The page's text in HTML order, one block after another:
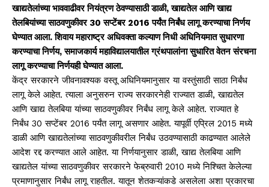
खाद्यतेलांच्या भाववाढीवर नियंत्रण ठेवण्यासाठी डाळी, खाद्यतेल आणि खाद्य
तेलबियांच्या साठवणुकीवर 30 सप्टेंबर 2016 पर्यंत निर्बंध लागू करण्याचा निर्णय
घेण्यात आला. शिवाय महाराष्ट्र अधिवक्ता कल्याण निधी अधिनियमात सुधारणा
करण्याचा निर्णय, समाजकार्य महाविद्यालयातील ग्रंथपालांना सुधारित वेतन संरचना
लागू करण्याचा निर्णयही घेण्यात आला.
केंद्र सरकारने जीवनावश्यक वस्तू अधिनियमानुसार या वस्तुंसाठी साठा निर्बंध
लागू केले आहेत. त्याला अनुसरुन राज्य सरकारनेही राज्यात डाळी, खाद्यतेल
आणि खाद्य तेलबिया यांच्या साठवणुकीवर निर्बंध लागू केले आहेत. राज्यात हे
निर्बंध 30 सप्टेंबर 2016 पर्यंत लागू असणार आहेत. यापूर्वी एप्रिल 2015 मध्ये
डाळी आणि खाद्यतेलांच्या साठवणुकीवरील निर्बंध उठवण्यासाठी काढण्यात आलेले
आदेश रद्द करण्यात आले आहेत. या निर्णयानुसार डाळी, खाद्य तेलबिया आणि
खाद्यतेल यांच्या साठवणुकीवर सरकारने फेब्रुवारी 2010 मध्ये निश्चित केलेल्या
प्रमाणानुसार निर्बंध लागू राहतील. यातून शेतकऱ्यांकडे असलेला अशा प्रकारचा